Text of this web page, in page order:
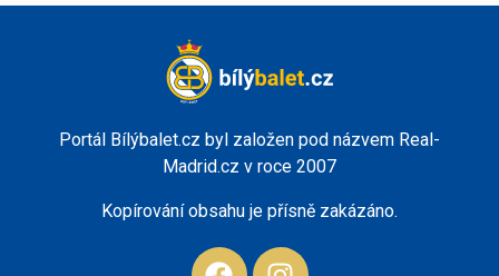
Portál Bílýbalet.cz byl založen pod názvem Real-
Madrid.cz v roce 2007
Kopírování obsahu je přísně zakázáno.